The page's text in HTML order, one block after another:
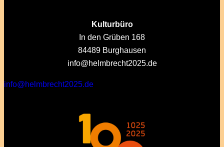
Kulturbüro
In den Grüben 168
84489 Burghausen
info@helmbrecht2025.de
info@helmbrecht2025.de